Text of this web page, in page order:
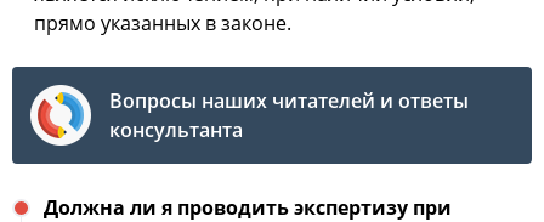
прямо указанных в законе.
Вопросы наших читателей и ответы
консультанта
Должна ли я проводить экспертизу при